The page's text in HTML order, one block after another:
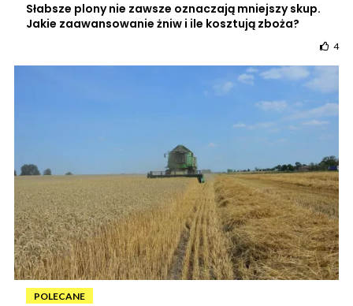
Słabsze plony nie zawsze oznaczają mniejszy skup.
Jakie zaawansowanie żniw i ile kosztują zboża?
4
POLECANE